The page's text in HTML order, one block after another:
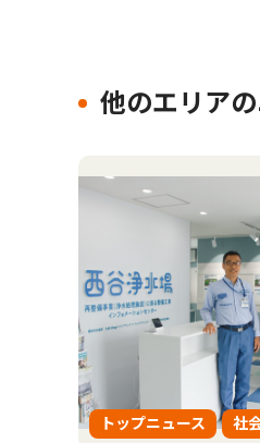
他のエリア
トップニュース 社